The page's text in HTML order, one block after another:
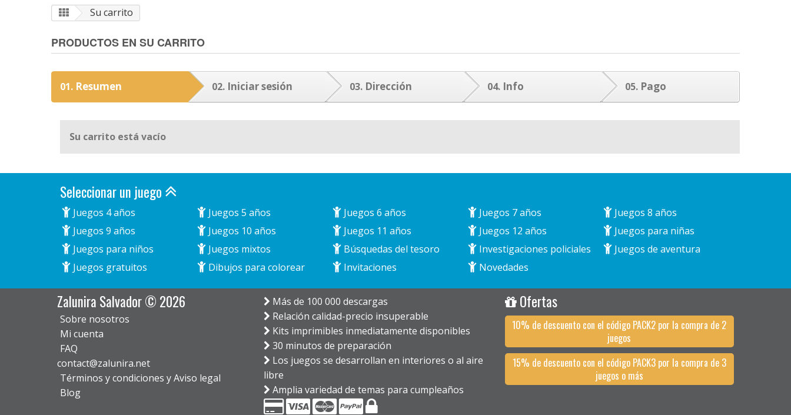
Su carrito
PRODUCTOS EN SU CARRITO
01. Resumen 02. Iniciar sesión 03. Dirección 04. Info 05. Pago
Su carrito está vacío
Seleccionar un juego
Juegos 4 años Juegos 5 años Juegos 6 años Juegos 7 años
Juegos 8 años
Juegos 9 años
Juegos 10 años Juegos 11 años Juegos 12 años
Juegos para niñas
Juegos para niños
Juegos mixtos Búsquedas del tesoro Investigaciones policiales
Juegos de aventura
Juegos gratuitos
Dibujos para colorear Invitaciones Novedades
Zalunira Salvador © 2026
Sobre nosotros
Mi cuenta
FAQ
contact@zalunira.net
Términos y condiciones y Aviso legal
Blog
Más de 100 000 descargas
Relación calidad-precio insuperable
Kits imprimibles inmediatamente disponibles
30 minutos de preparación
Los juegos se desarrollan en interiores o al aire
libre
Amplia variedad de temas para cumpleaños
Ofertas
10% de descuento con el código PACK2 por la compra de 2
juegos
15% de descuento con el código PACK3 por la compra de 3
juegos o más